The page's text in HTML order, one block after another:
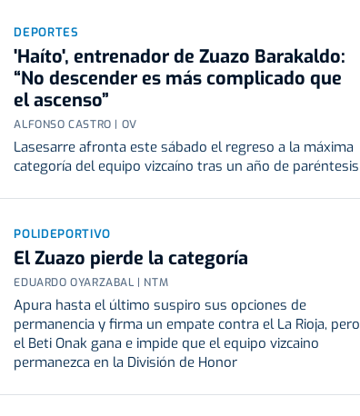
DEPORTES
'Haíto', entrenador de Zuazo Barakaldo:
“No descender es más complicado que
el ascenso”
ALFONSO CASTRO | OV
Lasesarre afronta este sábado el regreso a la máxima
categoría del equipo vizcaíno tras un año de paréntesis
POLIDEPORTIVO
El Zuazo pierde la categoría
EDUARDO OYARZABAL | NTM
Apura hasta el último suspiro sus opciones de
permanencia y firma un empate contra el La Rioja, pero
el Beti Onak gana e impide que el equipo vizcaino
permanezca en la División de Honor